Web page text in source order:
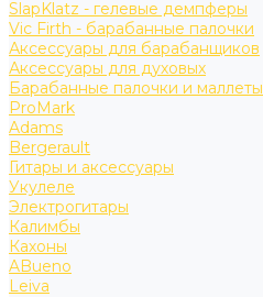
SlapKlatz - гелевые демпферы
Vic Firth - барабанные палочки
Аксессуары для барабанщиков
Аксессуары для духовых
Барабанные палочки и маллеты
ProMark
Adams
Bergerault
Гитары и аксессуары
Укулеле
Электрогитары
Калимбы
Кахоны
ABueno
Leiva